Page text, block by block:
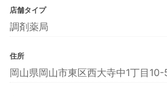
店舗タイプ
調剤薬局
住所
岡山県岡山市東区西大寺中1丁目10-